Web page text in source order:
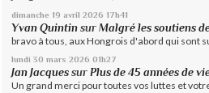
dimanche 19 avril 2026 17h41
Yvan Quintin surMalgré les soutiens
bravo à tous, aux Hongrois d'abord qui sont
lundi 30 mars 2026 01h27
Jan Jacques surPlus de 45 années de
Un grand merci pour toutes vos luttes et